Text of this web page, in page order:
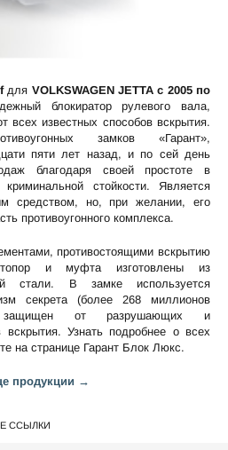
для VOLKSWAGEN JETTA c 2005 по
блокиратор рулевого вала,
известных способов вскрытия.
замков «Гарант»,
пяти лет назад, и по сей день
благодаря своей простоте в
стойкости. Является
средством, но, при желании, его
противоугонного комплекса.
противостоящими вскрытию
Стопор и муфта изготовлены из
стали. В замке используется
секрета (более 268 миллионов
защищен от разрушающих и
вскрытия. Узнать подробнее о всех
на странице Гарант Блок Люкс.
продукции →
ССЫЛКИ